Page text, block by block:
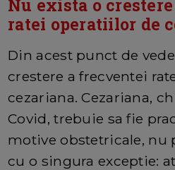
Nu exista o
ratei operatiilor de
Din acest punct de
crestere a frecventei
cezariana. Cezariana,
Covid, trebuie sa fie
motive obstetricale, nu
cu o singura exceptie: